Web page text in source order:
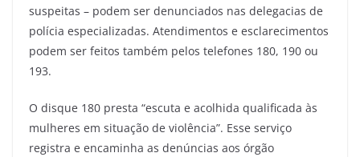
suspeitas – podem ser denunciados nas delegacias de
polícia especializadas. Atendimentos e esclarecimentos
podem ser feitos também pelos telefones 180, 190 ou
193.
O disque 180 presta “escuta e acolhida qualificada às
mulheres em situação de violência”. Esse serviço
registra e encaminha as denúncias aos órgão